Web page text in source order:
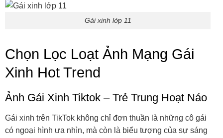
Gái xinh lớp 11
Chọn Lọc Loạt Ảnh Mạng Gái
Xinh Hot Trend
Ảnh Gái Xinh Tiktok – Trẻ Trung Hoạt Náo
Gái xinh trên TikTok không chỉ đơn thuần là những cô gái
có ngoại hình ưa nhìn, mà còn là biểu tượng của sự sáng